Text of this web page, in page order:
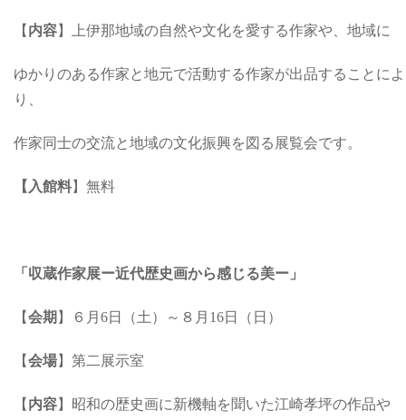
【 内容】上伊那地域の自然や文化を愛する作家や、地域に
ゆかりのある作家と地元で活動する作家が出品することによ
り、
作家同士の交流と地域の文化振興を図る展覧会です。
【入館料】無料
「収蔵作家展ー近代歴史画から感じる美ー」
【会期 】６月6日（土）～８月16日（日）
【会場】第二展示室
【 内容】昭和の歴史画に新機軸を聞いた江崎孝坪の作品や